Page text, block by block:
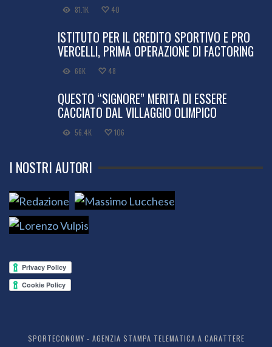
81.1K 40
ISTITUTO PER IL CREDITO SPORTIVO E PRO
VERCELLI, PRIMA OPERAZIONE DI FACTORING
66K 48
QUESTO “SIGNORE” MERITA DI ESSERE
CACCIATO DAL VILLAGGIO OLIMPICO
56.4K 106
I NOSTRI AUTORI
SPORTECONOMY - AGENZIA STAMPA TELEMATICA A CARATTERE